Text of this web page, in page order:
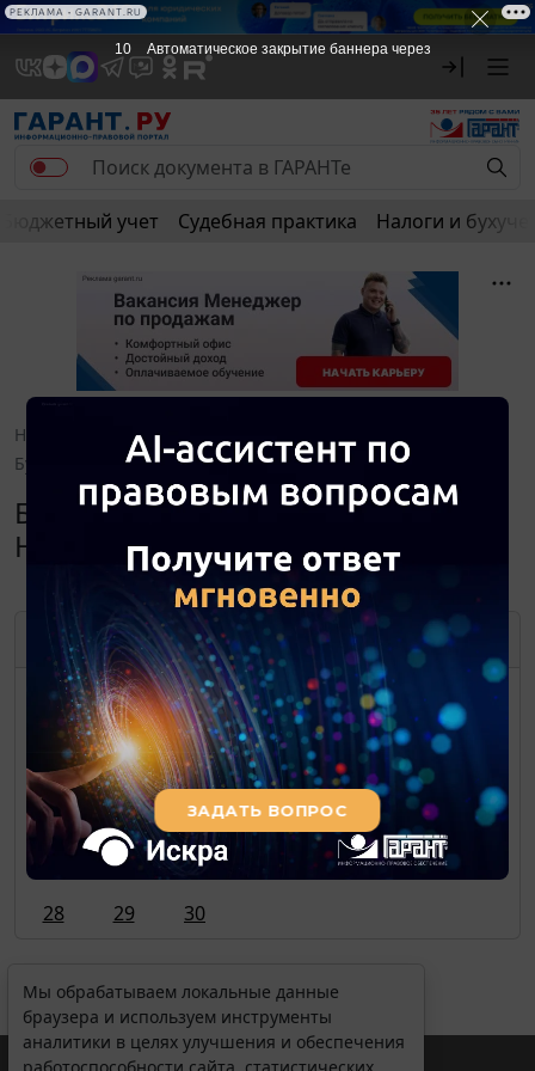
Бюджетный учет Судебная практика Налоги и
Новости и аналитика
Бухучет и отчетность
Навигатор. Ноябрь 2022
Бухучет и отчетность. Навигатор.
Ноябрь 2022
НОЯБРЬ
2022
ПН
ВТ СР ЧТ ПТ
ВС
1
2 3 4 5
7
8 9 10 11 12
14
15 16 17 18 19
20
22 23 25 26
28
29 30
Мы обрабатываем локальные данные
браузера и используем инструменты
аналитики в целях улучшения и обеспечения
10 Автоматическое закрытие баннера через
РЕКЛАМА • GARANT.RU